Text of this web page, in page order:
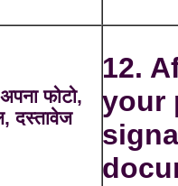
फोटो,
दस्तावेज
12.
your